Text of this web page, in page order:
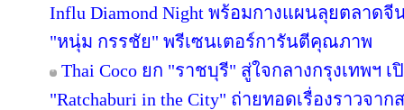
Influ Diamond Night พร้อมกางแผนลุยตลาด
"หนุ่ม กรรชัย" พรีเซนเตอร์การันตีคุณภาพ
Thai Coco ยก "ราชบุรี" สู่ใจกลางกรุงเทพฯ เ
"Ratchaburi in the City" ถ่ายทอดเรื่องราวจ